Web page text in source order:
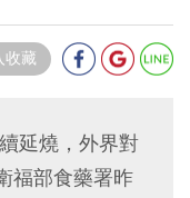
收藏
延燒，外界對
福部食藥署昨